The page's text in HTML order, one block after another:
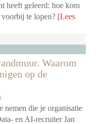
heeft geleerd: hoe kom
te lopen? [Lees
Waarom
op de
nemen die je organisatie
en AI-recruiter Jan